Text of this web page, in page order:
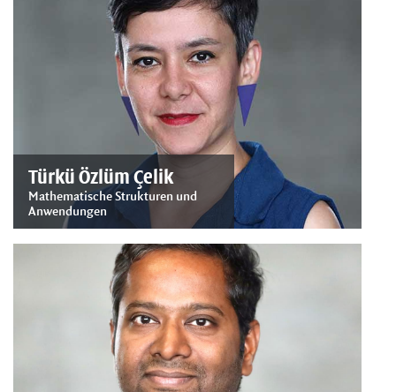
Türkü Özlüm Çelik
Mathematische Strukturen und
Anwendungen